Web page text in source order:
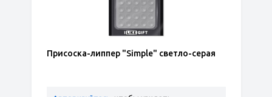
Присоска-липпер "Simple" светло-серая